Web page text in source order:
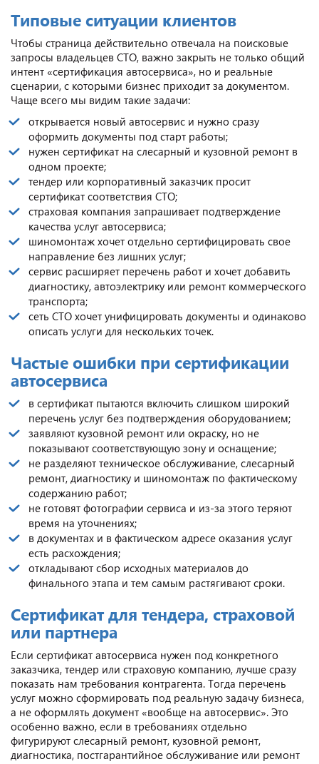
Типовые ситуации клиентов
Чтобы страница действительно отвечала на поисковые
запросы владельцев СТО, важно закрыть не только общий
интент «сертификация автосервиса», но и реальные
сценарии, с которыми бизнес приходит за документом.
Чаще всего мы видим такие задачи:
открывается новый автосервис и нужно сразу
оформить документы под старт работы;
нужен сертификат на слесарный и кузовной ремонт в
одном проекте;
тендер или корпоративный заказчик просит
сертификат соответствия СТО;
страховая компания запрашивает подтверждение
качества услуг автосервиса;
шиномонтаж хочет отдельно сертифицировать свое
направление без лишних услуг;
сервис расширяет перечень работ и хочет добавить
диагностику, автоэлектрику или ремонт коммерческого
транспорта;
сеть СТО хочет унифицировать документы и одинаково
описать услуги для нескольких точек.
Частые ошибки при сертификации
автосервиса
в сертификат пытаются включить слишком широкий
перечень услуг без подтверждения оборудованием;
заявляют кузовной ремонт или окраску, но не
показывают соответствующую зону и оснащение;
не разделяют техническое обслуживание, слесарный
ремонт, диагностику и шиномонтаж по фактическому
содержанию работ;
не готовят фотографии сервиса и из-за этого теряют
время на уточнениях;
в документах и в фактическом адресе оказания услуг
есть расхождения;
откладывают сбор исходных материалов до
финального этапа и тем самым растягивают сроки.
Сертификат для тендера, страховой
или партнера
Если сертификат автосервиса нужен под конкретного
заказчика, тендер или страховую компанию, лучше сразу
показать нам требования контрагента. Тогда перечень
услуг можно сформировать под реальную задачу бизнеса,
а не оформлять документ «вообще на автосервис». Это
особенно важно, если в требованиях отдельно
фигурируют слесарный ремонт, кузовной ремонт,
диагностика, постгарантийное обслуживание или ремонт